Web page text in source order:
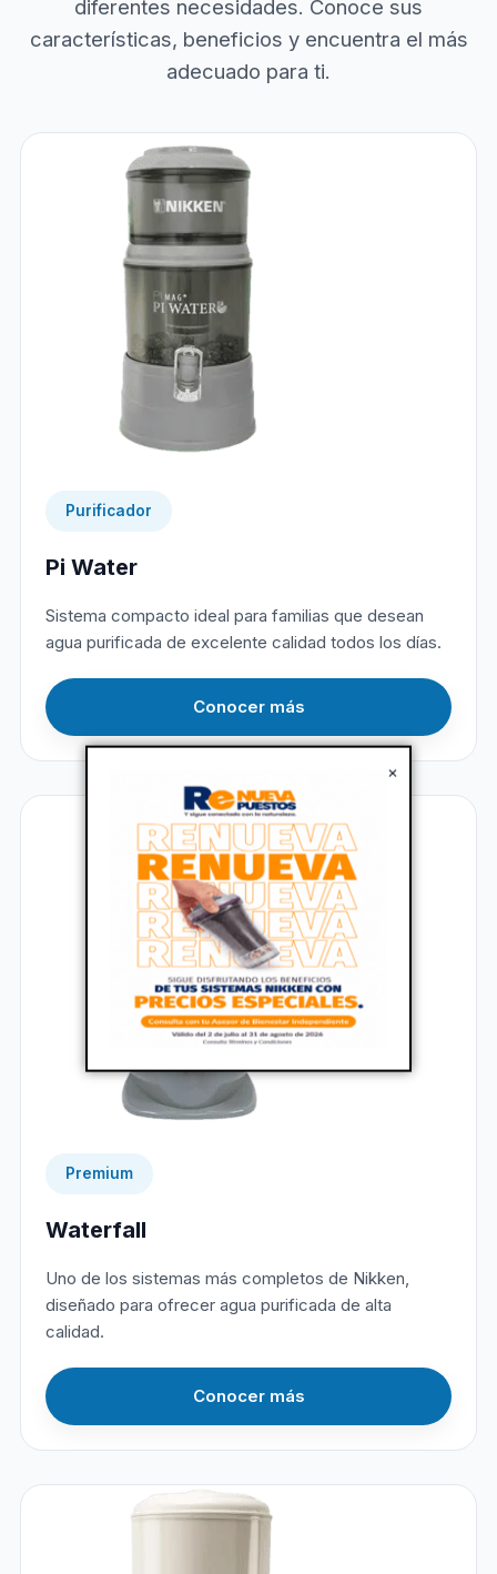
×
diferentes necesidades. Conoce sus
características, beneficios y encuentra el más
adecuado para ti.
Purificador
Pi Water
Sistema compacto ideal para familias que desean
agua purificada de excelente calidad todos los días.
Conocer más
Premium
Waterfall
Uno de los sistemas más completos de Nikken,
diseñado para ofrecer agua purificada de alta
calidad.
Conocer más